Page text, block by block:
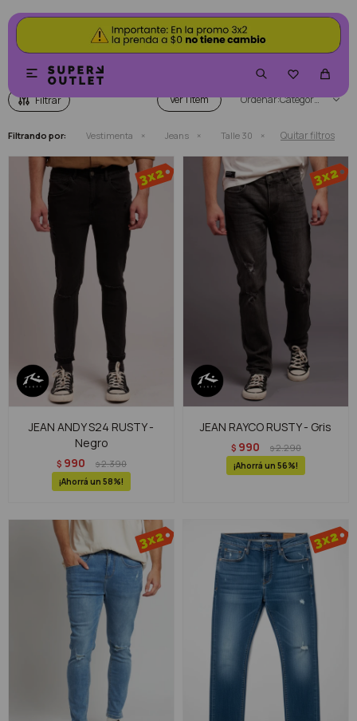


Ver Categoría
Filtrando por: Vestimenta Jeans Talle 30 Quitar filtros
JEAN ANDY S24 RUSTY -
Negro
$ 990 $2.390
58
JEAN RAYCO RUSTY - Gris
$ 990 $2.290
56